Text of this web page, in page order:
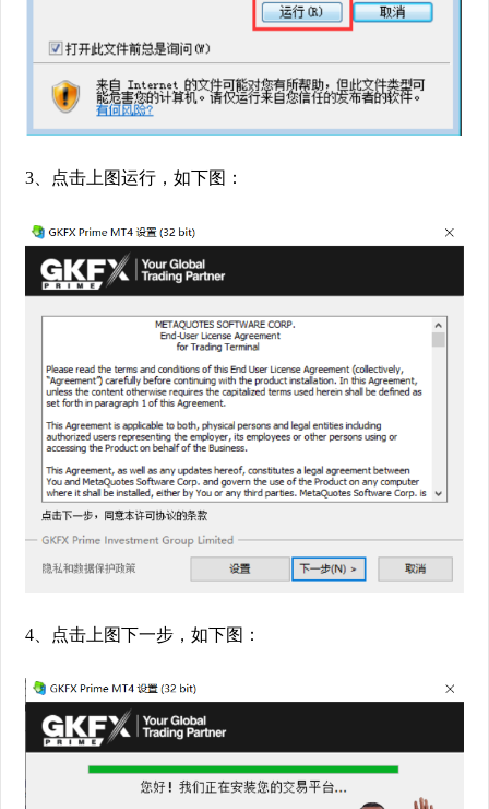
3、点击上图运行，如下图：
4、点击上图下一步，如下图：